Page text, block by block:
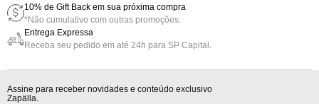
10% de Gift Back em sua próxima compra
*Não cumulativo com outras promoções.
Entrega Expressa
Receba seu pedido em até 24h para SP Capital.
Assine para receber novidades e conteúdo exclusivo
Zapälla.